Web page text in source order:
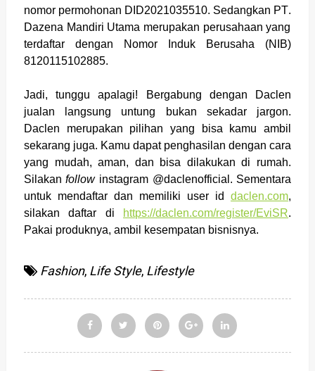
nomor permohonan DID2021035510. Sedangkan PT.
Dazena Mandiri Utama merupakan perusahaan yang
terdaftar dengan Nomor Induk Berusaha (NIB)
8120115102885.
Jadi, tunggu apalagi! Bergabung dengan Daclen
jualan langsung untung bukan sekadar jargon.
Daclen merupakan pilihan yang bisa kamu ambil
sekarang juga. Kamu dapat penghasilan dengan cara
yang mudah, aman, dan bisa dilakukan di rumah.
Silakanfollowinstagram @daclenofficial. Sementara
untuk mendaftar dan memiliki user iddaclen.com,
silakan daftar di
https://daclen.com/register/EviSR.
Pakai produknya, ambil kesempatan bisnisnya.
Fashion, Life Style, Lifestyle